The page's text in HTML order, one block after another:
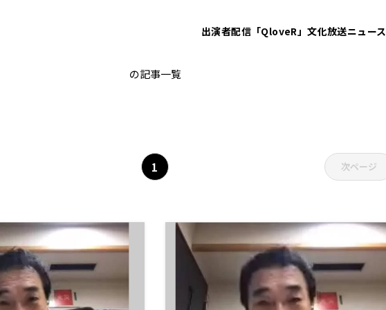
出演者配信「QloveR」文化放送ニュース
の記事一覧
1 次ページ